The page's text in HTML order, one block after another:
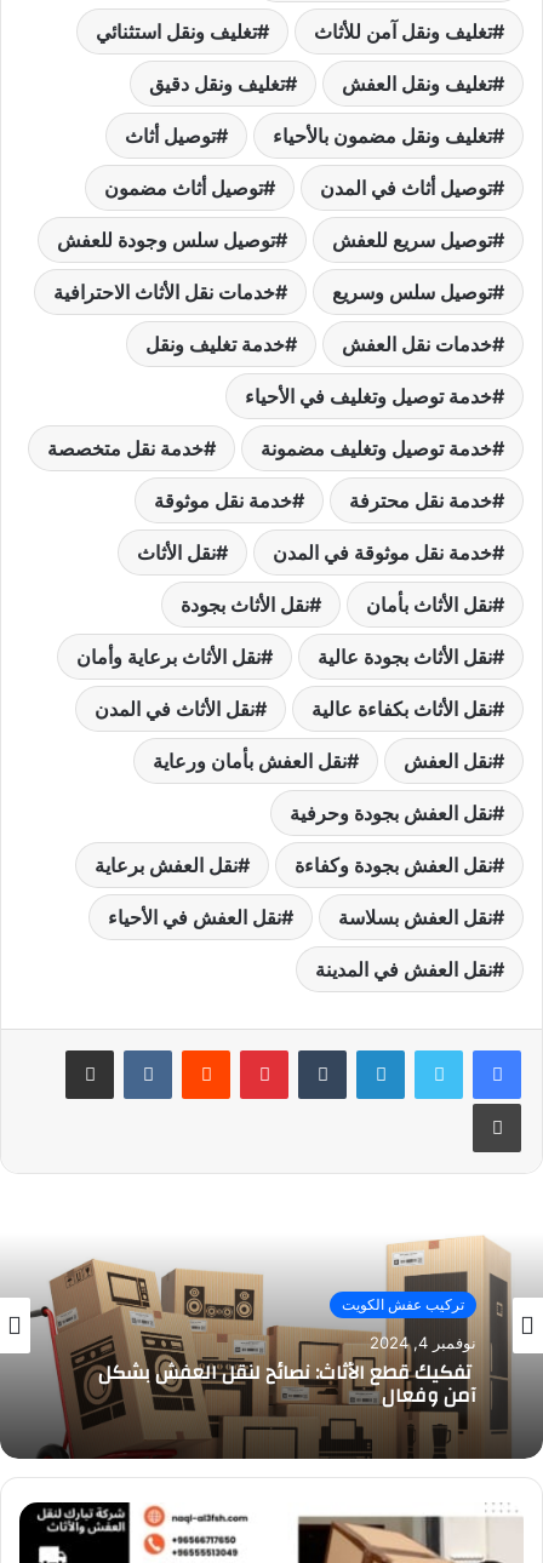
تغليف ونقل آمن للأثاث تغليف ونقل استثنائي
تغليف ونقل العفش تغليف ونقل دقيق
تغليف ونقل مضمون بالأحياء توصيل أثاث
توصيل أثاث في المدن توصيل أثاث مضمون
توصيل سريع للعفش توصيل سلس وجودة للعفش
توصيل سلس وسريع خدمات نقل الأثاث الاحترافية
خدمات نقل العفش خدمة تغليف ونقل
خدمة توصيل وتغليف في الأحياء
خدمة توصيل وتغليف مضمونة خدمة نقل متخصصة
خدمة نقل محترفة خدمة نقل موثوقة
خدمة نقل موثوقة في المدن نقل الأثاث
نقل الأثاث بأمان نقل الأثاث بجودة
نقل الأثاث بجودة عالية نقل الأثاث برعاية وأمان
نقل الأثاث بكفاءة عالية نقل الأثاث في المدن
نقل العفش نقل العفش بأمان ورعاية
نقل العفش بجودة وحرفية
نقل العفش بجودة وكفاءة نقل العفش برعاية
نقل العفش بسلاسة نقل العفش في الأحياء
نقل العفش في المدينة
لينكدإن بينتيريست مشاركة عبر البريد
طباعة
تركيب عفش الكويت
نوفمبر 4, 2024
تفكيك قطع الأثاث: نصائح لنقل العفش بشكل
آمن وفعال